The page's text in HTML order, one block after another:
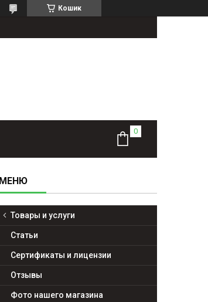
Кошик
Товары и услуги
Статьи
Сертификаты и лицензии
Отзывы
Фото нашего магазина